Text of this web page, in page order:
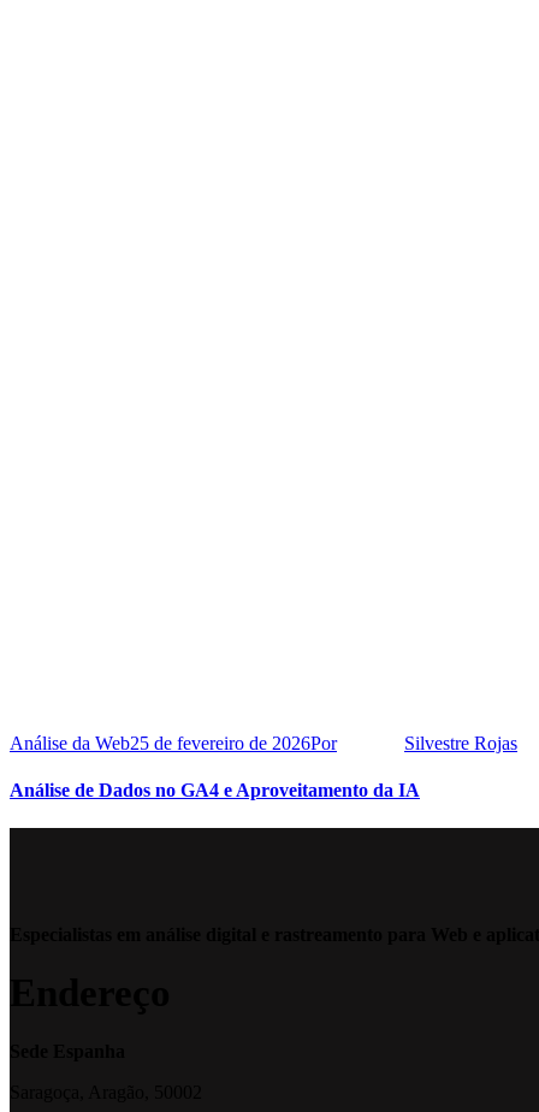
Análise da Web25 de fevereiro de 2026Por Silvestre Rojas
Análise de Dados no GA4 e Aproveitamento da IA